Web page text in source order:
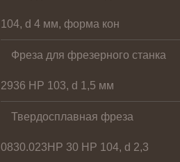
104, d 4 мм, форма кон
Фреза для фрезерного станка
2936 HP 103, d 1,5 мм
Твердосплавная фреза
0830.023HP 30 HP 104, d 2,3